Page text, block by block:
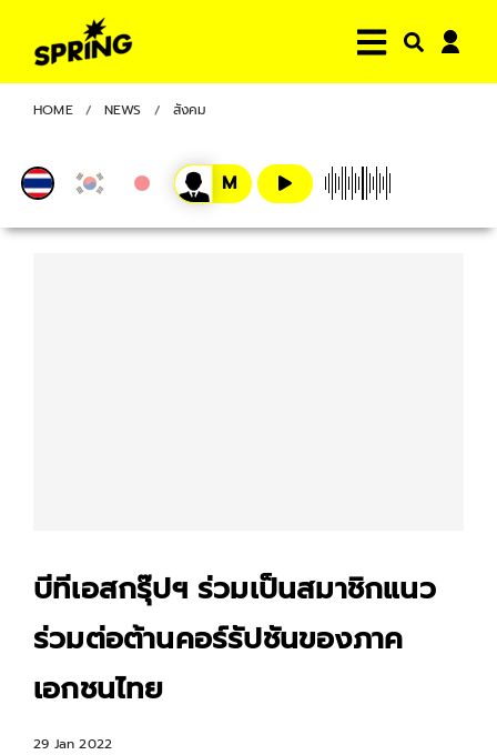
HOME NEWS สังคม
บีทีเอสกรุ๊ปฯ ร่วมเป็นสมาชิกแนว
ร่วมต่อต้านคอร์รัปชันของภาค
เอกชนไทย
29 Jan 2022